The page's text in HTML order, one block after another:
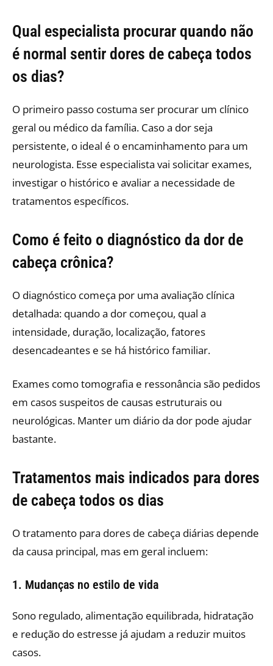
Qual especialista procurar quando não
é normal sentir dores de cabeça todos
os dias?
O primeiro passo costuma ser procurar um clínico
geral ou médico da família. Caso a dor seja
persistente, o ideal é o encaminhamento para um
neurologista. Esse especialista vai solicitar exames,
investigar o histórico e avaliar a necessidade de
tratamentos específicos.
Como é feito o diagnóstico da dor de
cabeça crônica?
O diagnóstico começa por uma avaliação clínica
detalhada: quando a dor começou, qual a
intensidade, duração, localização, fatores
desencadeantes e se há histórico familiar.
Exames como tomografia e ressonância são pedidos
em casos suspeitos de causas estruturais ou
neurológicas. Manter um diário da dor pode ajudar
bastante.
Tratamentos mais indicados para dores
de cabeça todos os dias
O tratamento para dores de cabeça diárias depende
da causa principal, mas em geral incluem:
1. Mudanças no estilo de vida
Sono regulado, alimentação equilibrada, hidratação
e redução do estresse já ajudam a reduzir muitos
casos.